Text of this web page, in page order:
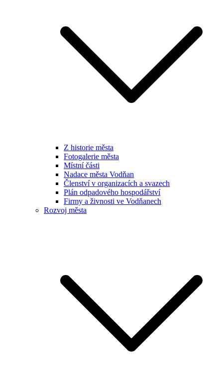
Z historie města
Fotogalerie města
Místní části
Nadace města Vodňan
Členství v organizacích a svazech
Plán odpadového hospodářství
Firmy a živnosti ve Vodňanech
Rozvoj města